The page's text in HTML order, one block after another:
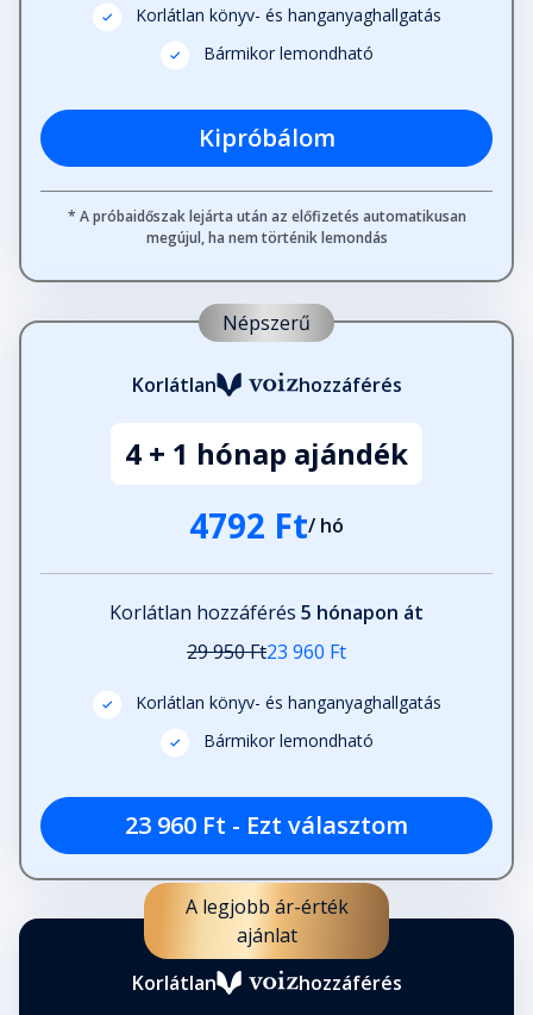
Korlátlan könyv- és hanganyaghallgatás
Bármikor lemondható
Kipróbálom
* A próbaidőszak lejárta után az előfizetés automatikusan
megújul, ha nem történik lemondás
Népszerű
Korlátlan hozzáférés
4 + 1 hónap ajándék
4792 Ft/ hó
Korlátlan hozzáférés 5 hónapon át
29 950 Ft23 960 Ft
Korlátlan könyv- és hanganyaghallgatás
Bármikor lemondható
23 960 Ft - Ezt választom
A legjobb ár-érték
ajánlat
Korlátlan
hozzáférés